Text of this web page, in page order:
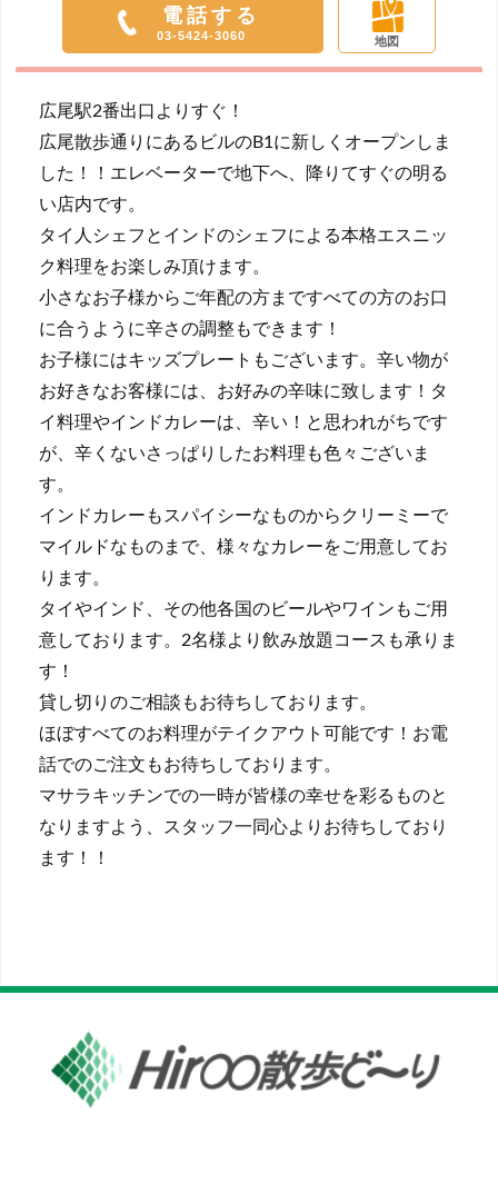
電話する
03-5424-3060 地図
広尾駅2番出口よりすぐ！
広尾散歩通りにあるビルのB1に新しくオープンしま
した！！エレベーターで地下へ、降りてすぐの明る
い店内です。
タイ人シェフとインドのシェフによる本格エスニッ
ク料理をお楽しみ頂けます。
小さなお子様からご年配の方まですべての方のお口
に合うように辛さの調整もできます！
お子様にはキッズプレートもございます。辛い物が
お好きなお客様には、お好みの辛味に致します！タ
イ料理やインドカレーは、辛い！と思われがちです
が、辛くないさっぱりしたお料理も色々ございま
す。
インドカレーもスパイシーなものからクリーミーで
マイルドなものまで、様々なカレーをご用意してお
ります。
タイやインド、その他各国のビールやワインもご用
意しております。2名様より飲み放題コースも承りま
す！
貸し切りのご相談もお待ちしております。
ほぼすべてのお料理がテイクアウト可能です！お電
話でのご注文もお待ちしております。
マサラキッチンでの一時が皆様の幸せを彩るものと
なりますよう、スタッフ一同心よりお待ちしており
ます！！